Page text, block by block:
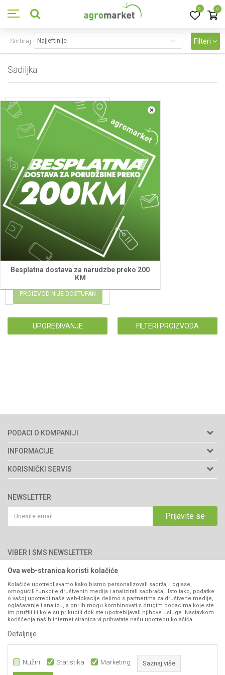
0 0
×
Besplatna dostava za narudzbe preko 200
KM
Sadiljka
Sortiraj Filteri
Sadiljka
Sadiljka ručna - muta
11,58
PROIZVOD NIJE DOSTUPAN
UPOREĐIVANJE FILTERI PROIZVODA
PODACI O KOMPANIJI
Agromarket d.o.o.
Matični broj: 11003826
76300 Bijeljina
066/44-99-00
INFORMACIJE
O nama
Brendovi
Katalozi
Saradnja
Kontakt
KORISNIČKI SERVIS
Politika privatnosti
Kako kupiti
Isporuka
Pravo na odustajanje
Reklamacije
Povraćaj sredstava
Zamjena artikala
Plaćanje karticama
NEWSLETTER
Prijavite se
VIBER I SMS NEWSLETTER
PRATITE NAS
Ova web-stranica koristi kolačiće
Kolačiće upotrebljavamo kako bismo personalizovali sadržaj i oglase,
omogućili funkcije društvenih medija i analizirali saobraćaj. Isto tako, podatke
o vašoj upotrebi naše web-lokacije delimo s partnerima za društvene medije,
oglašavanje i analizu, a oni ih mogu kombinovati s drugim podacima koje ste
im pružili ili koje su prikupili dok ste upotrebljavali njihove usluge. Nastavkom
korišćenja naših internet stranica vi prihvatate našu upotrebu kolačića.
Detaljnije
Nužni Statistika Marketing Saznaj više